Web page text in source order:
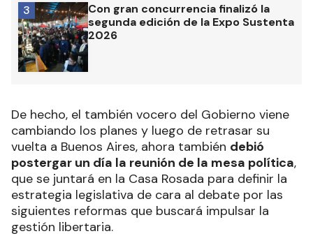
Con gran concurrencia finalizó la
segunda edición de la Expo Sustenta
2026
3
De hecho, el también vocero del Gobierno viene
cambiando los planes y luego de retrasar su
vuelta a Buenos Aires, ahora también debió
postergar un día la reunión de la mesa política,
que se juntará en la Casa Rosada para definir la
estrategia legislativa de cara al debate por las
siguientes reformas que buscará impulsar la
gestión libertaria.